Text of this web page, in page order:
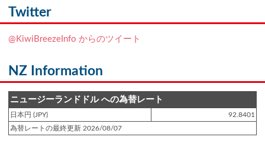
NZフレンズに「
登録日 : 2019.4.10
登録日 : 2019.2.28
NZクッキングに「ニュージーランド産キウイの酢の物
登録日 : 2019.2.4
Twitter
@KiwiBreezeInfo からのツイート
NZ Information
ニュージーランドドル への為替レート
日本円 (JPY)
92.8401
為替レートの最終更新 2026/08/07